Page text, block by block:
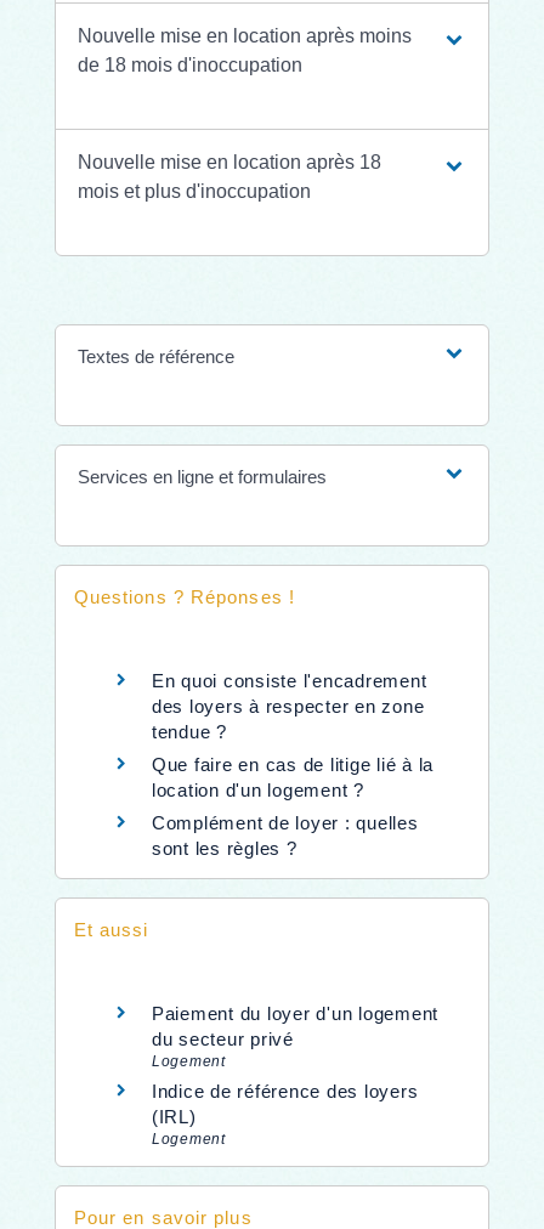
Nouvelle mise en location après moins
de 18 mois d'inoccupation
Nouvelle mise en location après 18
mois et plus d'inoccupation
Textes de référence
Services en ligne et formulaires
Questions ? Réponses !
En quoi consiste l'encadrement
des loyers à respecter en zone
tendue ?
Que faire en cas de litige lié à la
location d'un logement ?
Complément de loyer : quelles
sont les règles ?
Et aussi
Paiement du loyer d'un logement
du secteur privé
Logement
Indice de référence des loyers
(IRL)
Logement
Pour en savoir plus